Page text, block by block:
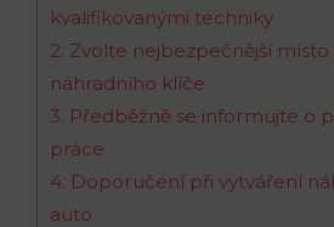
kvalifikovanými techniky
2. Zvolte nejbezpečnější
náhradního klíče
3. Předběžně ⁢se informujte o
práce
4. Doporučení​ při vytváření
auto